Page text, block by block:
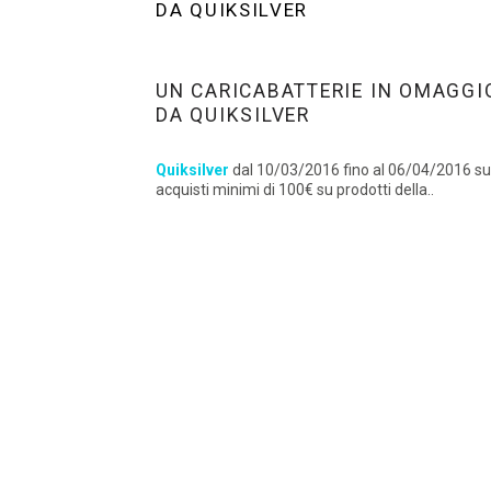
DA QUIKSILVER
UN CARICABATTERIE IN
DA QUIKSILVER
Quiksilver dal 10/03/2016 fino al 06/04/2016 su
acquisti minimi di 100€ su prodotti della..